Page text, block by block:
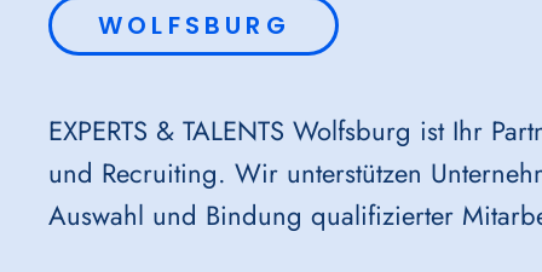
WOLFSBURG
EXPERTS & TALENTS Wolfsburg ist Ihr
und Recruiting. Wir unterstützen
Auswahl und Bindung qualifizierter